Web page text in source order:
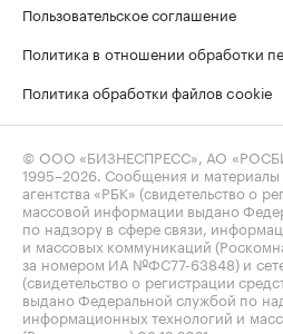
Пользовательское соглашение
Политика в отношении обработки
Политика обработки файлов cookie
© ООО «БИЗНЕСПРЕСС», АО
1995–2026 . Сообщения и
агентства «РБК» (свидетельство о
массовой информации выдано
по надзору в сфере связи,
и массовых коммуникаций
за номером ИА №ФС77-63848) и
(свидетельство о регистрации
выдано Федеральной службой по
информационных технологий и